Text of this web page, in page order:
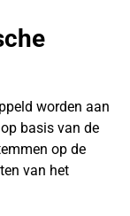
worden aan
basis van de
op de
van het